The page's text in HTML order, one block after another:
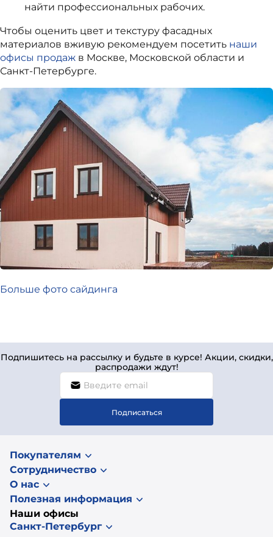
найти профессиональных рабочих.
Чтобы оценить цвет и текстуру фасадных
материалов вживую рекомендуем посетить наши
офисы продаж в Москве, Московской области и
Санкт-Петербурге.
Больше фото сайдинга
Подпишитесь на рассылку и будьте в курсе! Акции, скидки,
распродажи ждут!
Подписаться
Покупателям
Сотрудничество
О нас
Полезная информация
Наши офисы
Санкт-Петербург